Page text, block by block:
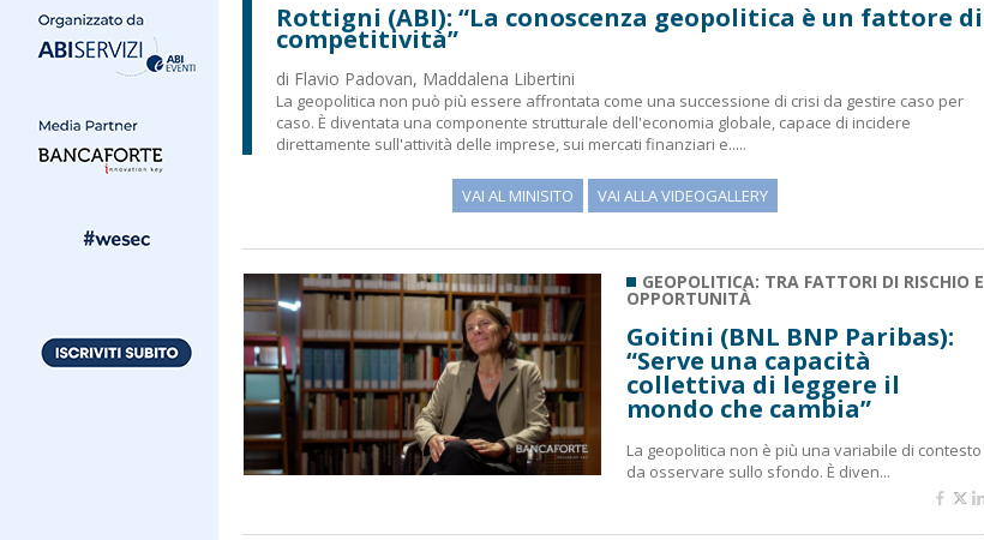
Rottigni (ABI): “La conoscenza geopolitica è un fattore di
competitività”
di Flavio Padovan, Maddalena Libertini
La geopolitica non può più essere affrontata come una successione di crisi da gestire caso per
caso. È diventata una componente strutturale dell'economia globale, capace di incidere
direttamente sull'attività delle imprese, sui mercati finanziari e.....
VAI AL MINISITO VAI ALLA VIDEOGALLERY
GEOPOLITICA: TRA FATTORI DI RISCHIO E
OPPORTUNITÀ
Goitini (BNL BNP Paribas):
“Serve una capacità
collettiva di leggere il
mondo che cambia”
La geopolitica non è più una variabile di contesto
da osservare sullo sfondo. È diven...